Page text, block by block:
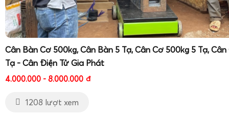
Cân Bàn Cơ 500kg, Cân Bàn 5 Tạ, Cân Cơ 500kg 5 Tạ,
Tạ - Cân Điện Tử Gia Phát
4.000.000 - 8.000.000 đ
1208 lượt xem